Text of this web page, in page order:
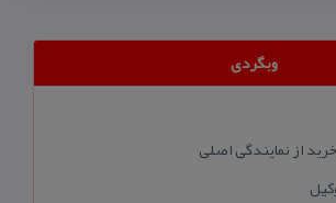
وبگردی
از نمایندگی اصلی